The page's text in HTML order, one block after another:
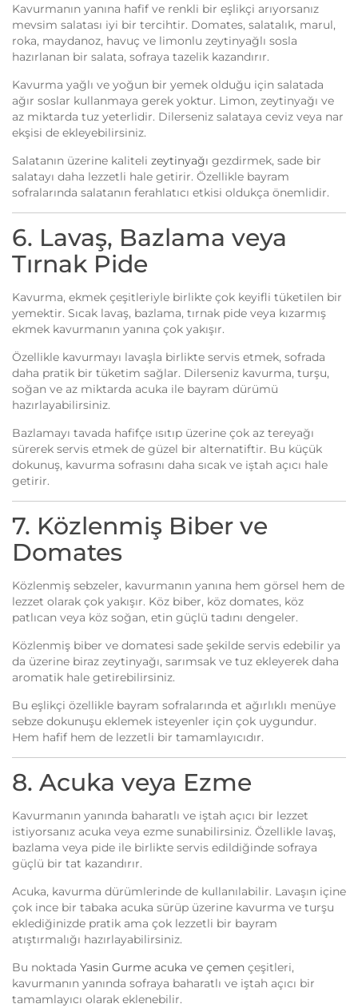
Kavurmanın yanına hafif ve renkli bir eşlikçi arıyorsanız
mevsim salatası iyi bir tercihtir. Domates, salatalık, marul,
roka, maydanoz, havuç ve limonlu zeytinyağlı sosla
hazırlanan bir salata, sofraya tazelik kazandırır.
Kavurma yağlı ve yoğun bir yemek olduğu için salatada
ağır soslar kullanmaya gerek yoktur. Limon, zeytinyağı ve
az miktarda tuz yeterlidir. Dilerseniz salataya ceviz veya nar
ekşisi de ekleyebilirsiniz.
Salatanın üzerine kaliteli zeytinyağı gezdirmek, sade bir
salatayı daha lezzetli hale getirir. Özellikle bayram
sofralarında salatanın ferahlatıcı etkisi oldukça önemlidir.
6. Lavaş, Bazlama veya
Tırnak Pide
Kavurma, ekmek çeşitleriyle birlikte çok keyifli tüketilen bir
yemektir. Sıcak lavaş, bazlama, tırnak pide veya kızarmış
ekmek kavurmanın yanına çok yakışır.
Özellikle kavurmayı lavaşla birlikte servis etmek, sofrada
daha pratik bir tüketim sağlar. Dilerseniz kavurma, turşu,
soğan ve az miktarda acuka ile bayram dürümü
hazırlayabilirsiniz.
Bazlamayı tavada hafifçe ısıtıp üzerine çok az tereyağı
sürerek servis etmek de güzel bir alternatiftir. Bu küçük
dokunuş, kavurma sofrasını daha sıcak ve iştah açıcı hale
getirir.
7. Közlenmiş Biber ve
Domates
Közlenmiş sebzeler, kavurmanın yanına hem görsel hem de
lezzet olarak çok yakışır. Köz biber, köz domates, köz
patlıcan veya köz soğan, etin güçlü tadını dengeler.
Közlenmiş biber ve domatesi sade şekilde servis edebilir ya
da üzerine biraz zeytinyağı, sarımsak ve tuz ekleyerek daha
aromatik hale getirebilirsiniz.
Bu eşlikçi özellikle bayram sofralarında et ağırlıklı menüye
sebze dokunuşu eklemek isteyenler için çok uygundur.
Hem hafif hem de lezzetli bir tamamlayıcıdır.
8. Acuka veya Ezme
Kavurmanın yanında baharatlı ve iştah açıcı bir lezzet
istiyorsanız acuka veya ezme sunabilirsiniz. Özellikle lavaş,
bazlama veya pide ile birlikte servis edildiğinde sofraya
güçlü bir tat kazandırır.
Acuka, kavurma dürümlerinde de kullanılabilir. Lavaşın içine
çok ince bir tabaka acuka sürüp üzerine kavurma ve turşu
eklediğinizde pratik ama çok lezzetli bir bayram
atıştırmalığı hazırlayabilirsiniz.
Bu noktada Yasin Gurme acuka ve çemen çeşitleri,
kavurmanın yanında sofraya baharatlı ve iştah açıcı bir
tamamlayıcı olarak eklenebilir.